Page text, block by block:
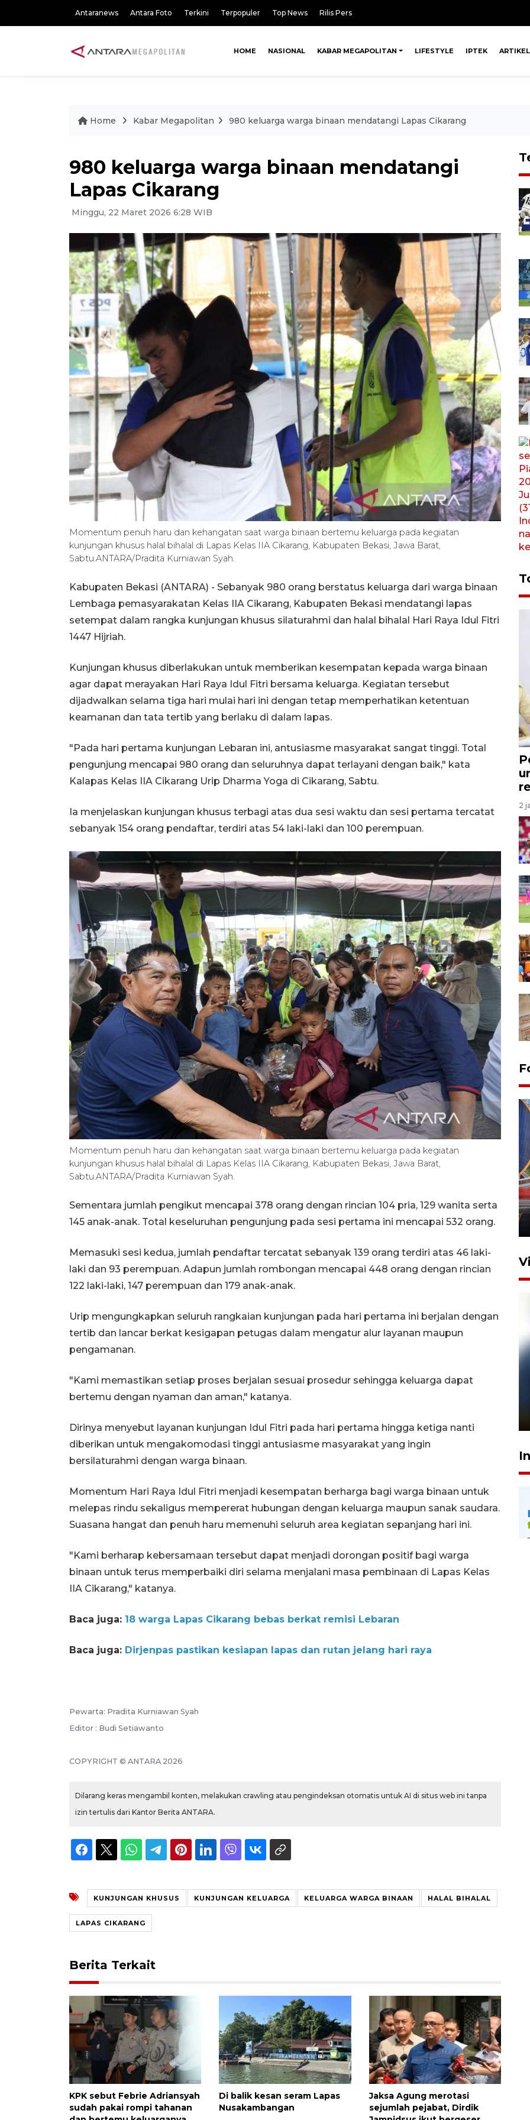
Antaranews Antara Foto Terkini Terpopuler Top News Rilis Pers
HOME NASIONAL KABAR MEGAPOLITAN LIFESTYLE IPTEK ARTIKEL
Home Kabar Megapolitan 980 keluarga warga binaan mendatangi Lapas Cikarang
980 keluarga warga binaan mendatangi
Lapas Cikarang
Minggu, 22 Maret 2026 6:28 WIB
Momentum penuh haru dan kehangatan saat warga binaan bertemu keluarga pada kegiatan
kunjungan khusus halal bihalal di Lapas Kelas IIA Cikarang, Kabupaten Bekasi, Jawa Barat,
Sabtu.ANTARA/Pradita Kurniawan Syah.
Kabupaten Bekasi (ANTARA) - Sebanyak 980 orang berstatus keluarga dari warga binaan
Lembaga pemasyarakatan Kelas IIA Cikarang, Kabupaten Bekasi mendatangi lapas
setempat dalam rangka kunjungan khusus silaturahmi dan halal bihalal Hari Raya Idul Fitri
1447 Hijriah.
Kunjungan khusus diberlakukan untuk memberikan kesempatan kepada warga binaan
agar dapat merayakan Hari Raya Idul Fitri bersama keluarga. Kegiatan tersebut
dijadwalkan selama tiga hari mulai hari ini dengan tetap memperhatikan ketentuan
keamanan dan tata tertib yang berlaku di dalam lapas.
"Pada hari pertama kunjungan Lebaran ini, antusiasme masyarakat sangat tinggi. Total
pengunjung mencapai 980 orang dan seluruhnya dapat terlayani dengan baik," kata
Kalapas Kelas IIA Cikarang Urip Dharma Yoga di Cikarang, Sabtu.
Ia menjelaskan kunjungan khusus terbagi atas dua sesi waktu dan sesi pertama tercatat
sebanyak 154 orang pendaftar, terdiri atas 54 laki-laki dan 100 perempuan.
Momentum penuh haru dan kehangatan saat warga binaan bertemu keluarga pada kegiatan
kunjungan khusus halal bihalal di Lapas Kelas IIA Cikarang, Kabupaten Bekasi, Jawa Barat,
Sabtu.ANTARA/Pradita Kurniawan Syah.
Sementara jumlah pengikut mencapai 378 orang dengan rincian 104 pria, 129 wanita serta
145 anak-anak. Total keseluruhan pengunjung pada sesi pertama ini mencapai 532 orang.
Memasuki sesi kedua, jumlah pendaftar tercatat sebanyak 139 orang terdiri atas 46 laki-
laki dan 93 perempuan. Adapun jumlah rombongan mencapai 448 orang dengan rincian
122 laki-laki, 147 perempuan dan 179 anak-anak.
Urip mengungkapkan seluruh rangkaian kunjungan pada hari pertama ini berjalan dengan
tertib dan lancar berkat kesigapan petugas dalam mengatur alur layanan maupun
pengamanan.
"Kami memastikan setiap proses berjalan sesuai prosedur sehingga keluarga dapat
bertemu dengan nyaman dan aman," katanya.
Dirinya menyebut layanan kunjungan Idul Fitri pada hari pertama hingga ketiga nanti
diberikan untuk mengakomodasi tinggi antusiasme masyarakat yang ingin
bersilaturahmi dengan warga binaan.
Momentum Hari Raya Idul Fitri menjadi kesempatan berharga bagi warga binaan untuk
melepas rindu sekaligus mempererat hubungan dengan keluarga maupun sanak saudara.
Suasana hangat dan penuh haru memenuhi seluruh area kegiatan sepanjang hari ini.
"Kami berharap kebersamaan tersebut dapat menjadi dorongan positif bagi warga
binaan untuk terus memperbaiki diri selama menjalani masa pembinaan di Lapas Kelas
IIA Cikarang," katanya.
Baca juga: 18 warga Lapas Cikarang bebas berkat remisi Lebaran
Baca juga: Dirjenpas pastikan kesiapan lapas dan rutan jelang hari raya
Pewarta: Pradita Kurniawan Syah
Editor : Budi Setiawanto
COPYRIGHT © ANTARA 2026
Dilarang keras mengambil konten, melakukan crawling atau pengindeksan otomatis untuk AI di situs web ini tanpa
izin tertulis dari Kantor Berita ANTARA.
KUNJUNGAN KHUSUS KUNJUNGAN KELUARGA KELUARGA WARGA BINAAN HALAL BIHALAL
LAPAS CIKARANG
Berita Terkait
KPK sebut Febrie Adriansyah
sudah pakai rompi tahanan
Di balik kesan seram Lapas
Nusakambangan
Jaksa Agung merotasi
sejumlah pejabat, Dirdik
2
Stasiun Bogor
12 Juni 2026 18:49
Pelanggan Filaha Farm setia